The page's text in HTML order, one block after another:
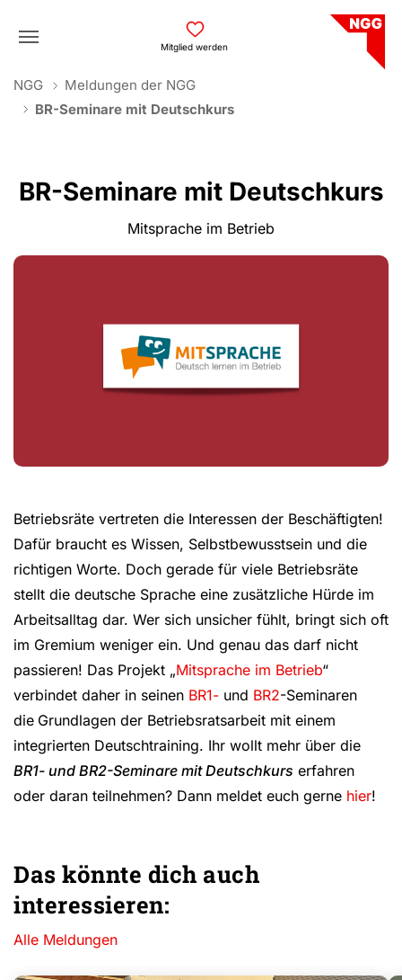
Mitglied werden
You are here:
NGG
Meldungen der NGG
BR-Seminare mit Deutschkurs
BR-Seminare mit Deutschkurs
Mitsprache im Betrieb
Betriebsräte vertreten die Interessen der Beschäftigten!
Dafür braucht es Wissen, Selbstbewusstsein und die
richtigen Worte. Doch gerade für viele Betriebsräte
stellt die deutsche Sprache eine zusätzliche Hürde im
Arbeitsalltag dar. Wer sich unsicher fühlt, bringt sich oft
im Gremium weniger ein. Und genau das darf nicht
passieren! Das Projekt „Mitsprache im Betrieb“
verbindet daher in seinen BR1- und BR2-Seminaren
die Grundlagen der Betriebsratsarbeit mit einem
integrierten Deutschtraining. Ihr wollt mehr über die
BR1- und BR2-Seminare mit Deutschkurs erfahren
oder daran teilnehmen? Dann meldet euch gerne hier!
Das könnte dich auch
interessieren:
Alle Meldungen